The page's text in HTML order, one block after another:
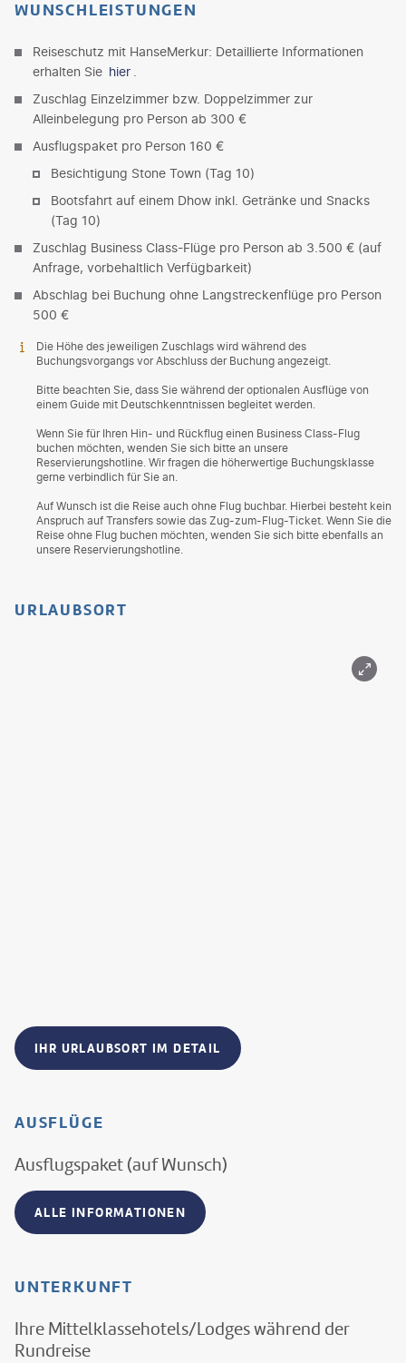
WUNSCHLEISTUNGEN
Reiseschutz mit HanseMerkur: Detaillierte Informationen
erhalten Sie hier
Zuschlag Einzelzimmer bzw. Doppelzimmer zur
Alleinbelegung pro Person ab 300 €
Ausflugspaket pro Person 160 €
Besichtigung Stone Town (Tag 10)
Bootsfahrt auf einem Dhow inkl. Getränke und Snacks
(Tag 10)
Zuschlag Business Class-Flüge pro Person ab 3.500 € (auf
Anfrage, vorbehaltlich Verfügbarkeit)
Abschlag bei Buchung ohne Langstreckenflüge pro Person
500 €
Die Höhe des jeweiligen Zuschlags wird während des
Buchungsvorgangs vor Abschluss der Buchung angezeigt.
Bitte beachten Sie, dass Sie während der optionalen Ausflüge von
einem Guide mit Deutschkenntnissen begleitet werden.
Wenn Sie für Ihren Hin- und Rückflug einen Business Class-Flug
buchen möchten, wenden Sie sich bitte an unsere
Reservierungshotline. Wir fragen die höherwertige Buchungsklasse
gerne verbindlich für Sie an.
Auf Wunsch ist die Reise auch ohne Flug buchbar. Hierbei besteht kein
Anspruch auf Transfers sowie das Zug-zum-Flug-Ticket. Wenn Sie die
Reise ohne Flug buchen möchten, wenden Sie sich bitte ebenfalls an
unsere Reservierungshotline.
URLAUBSORT
IHR URLAUBSORT IM DETAIL
AUSFLÜGE
Ausflugspaket (auf Wunsch)
ALLE INFORMATIONEN
UNTERKUNFT
Ihre Mittelklassehotels/Lodges während der
Rundreise